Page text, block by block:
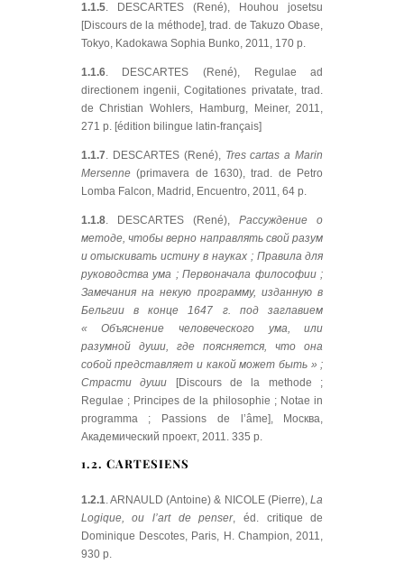
1.1.5. DESCARTES (René), Houhou josetsu
[Discours de la méthode], trad. de Takuzo Obase,
Tokyo, Kadokawa Sophia Bunko, 2011, 170 p.
1.1.6. DESCARTES (René), Regulae ad
directionem ingenii, Cogitationes privatate, trad.
de Christian Wohlers, Hamburg, Meiner, 2011,
271 p. [édition bilingue latin-français]
1.1.7. DESCARTES (René), Tres cartas a Marin
Mersenne(primavera de 1630), trad. de Petro
Lomba Falcon, Madrid, Encuentro, 2011, 64 p.
1.1.8. DESCARTES (René),Рассуждение о
методе, чтобы верно направлять свой разум
и отыскивать истину в науках ; Правила для
руководства ума ; Первоначала философии ;
Замечания на некую программу, изданную в
Бельгии в конце 1647 г. под заглавием
« Объяснение человеческого ума, или
разумной души, где поясняется, что она
собой представляет и какой может быть » ;
Страсти души [Discours de la methode ;
Regulae ; Principes de la philosophie ; Notae in
programma ; Passions de l’âme], Москва,
Академический проект, 2011. 335 p.
1.2. CARTESIENS
1.2.1. ARNAULD (Antoine) & NICOLE (Pierre),La
Logique, ou l’art de penser, éd. critique de
Dominique Descotes, Paris, H. Champion, 2011,
930 p.